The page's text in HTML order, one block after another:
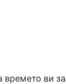
времето ви за